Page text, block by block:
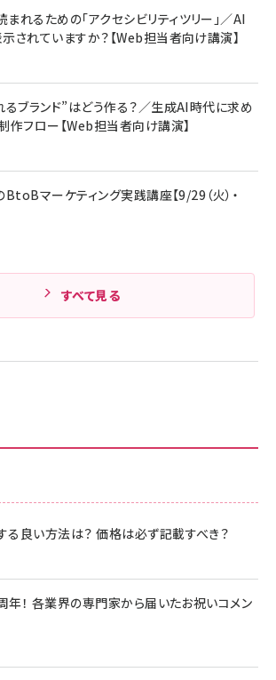
組織の成果を最大化する ルールのデザイン
￥1,980
ランキングをもっと見る
技術基準適合】ブラック
￥5,990
ケーブル Anker絡まないケーブル 240W 結束バン
ド付き USB PD対応 シリコン素材採用 iPhone
17 / 16 / 15 / Galaxy iPad Pro MacBook
Pro/Air 各種対応 (1.8m ミッドナイトブラック)
￥1,890
サッポロ 生ビール 黒ラベル 350ml 缶 24本 ビー
ル ケース買い【6/30応募〆切! 黒ラベルビヤセラー
￥4,857
る良い方法は？ 価格は必ず記載すべき？
年！ 各業界の専門家から届いたお祝いコメン
れるための「アクセシビリティツリー」／AI
されていますか？【Web担当者向け講演】
ブランド”はどう作る？／生成AI時代に求め
作フロー【Web担当者向け講演】
マーケティング実践講座【9/29（火）・
すべて見る